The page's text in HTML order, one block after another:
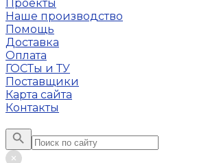
Проекты
Наше производство
Помощь
Доставка
Оплата
ГОСТы и ТУ
Поставщики
Карта сайта
Контакты